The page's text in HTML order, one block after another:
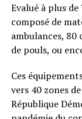
Evalué à plus
composé de
ambulances, 80
de pouls, ou
Ces
vers 40 zones
République